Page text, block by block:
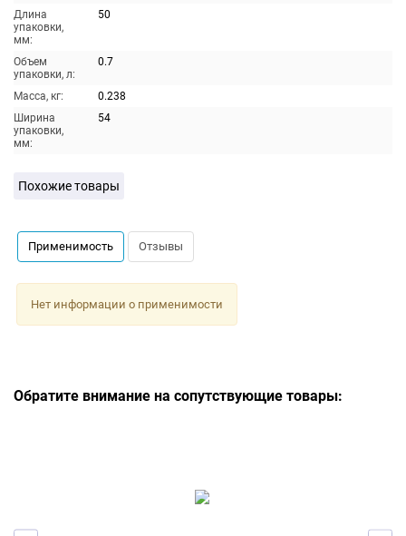
Длина
упаковки,
мм:
50
Объем
упаковки, л:
0.7
Масса, кг:
0.238
Ширина
упаковки,
мм:
54
Похожие товары
Применимость Отзывы
Нет информации о применимости
Обратите внимание на сопутствующие товары: